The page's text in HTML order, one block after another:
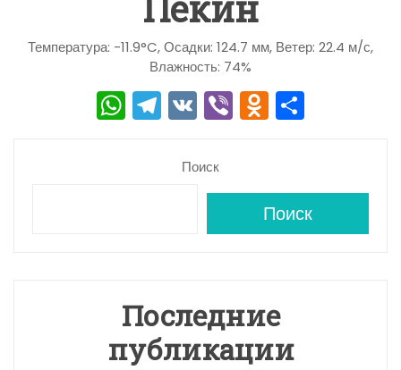
Температура: -11.9°C, Осадки: 124.7 мм, Ветер: 22.4 м/с,
Влажность: 74%
W
h
T
el
e
V
K
Vi
b
O
d
o
kl
a
s
ni
а
в
и
Поиск
Поиск
Последние
публикации